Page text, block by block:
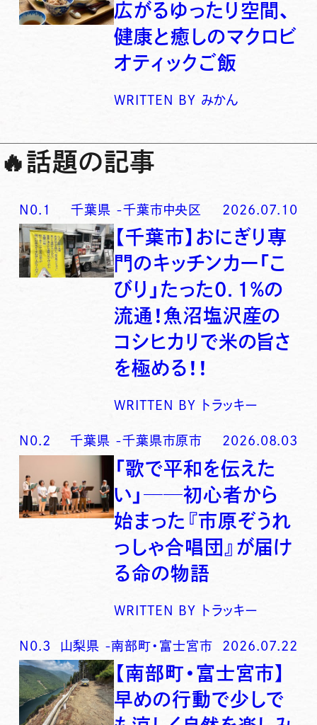
広がるゆったり空間、
健康と癒しのマクロビ
オティックご飯
WRITTEN BY みかん
🔥話題の記事
N0. 1 千葉県 -千葉市中央区 2026.07.10
【千葉市】おにぎり専
門のキッチンカー「こ
びり」たった0．1％の
流通！魚沼塩沢産の
コシヒカリで米の旨さ
を極める！！
WRITTEN BY トラッキー
N0. 2 千葉県 -千葉県市原市 2026.08.03
「歌で平和を伝えた
い」──初心者から
始まった『市原ぞうれ
っしゃ合唱団』が届け
る命の物語
WRITTEN BY トラッキー
N0. 3 山梨県 -南部町・富士宮市 2026.07.22
【南部町・富士宮市】
早めの行動で少しで